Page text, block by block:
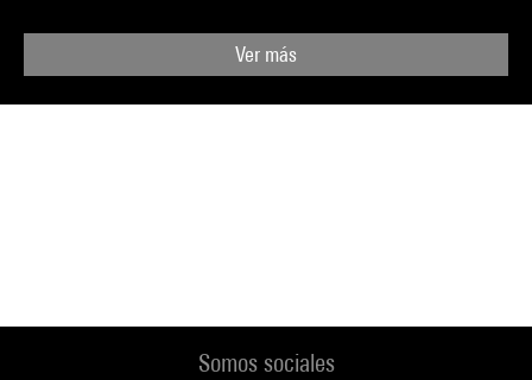
Ver más
Somos sociales